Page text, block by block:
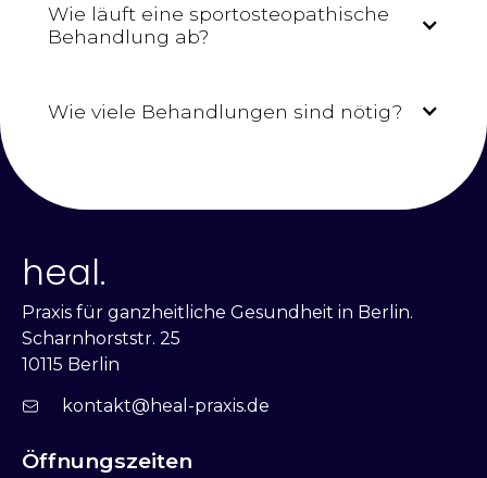
Wie läuft eine sportosteopathische
Behandlung ab?
Wie viele Behandlungen sind nötig?
heal.
Praxis für ganzheitliche Gesundheit in Berlin.
Scharnhorststr. 25
10115 Berlin
kontakt@heal-praxis.de
Öffnungszeiten